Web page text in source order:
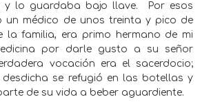
y lo guardaba bajo llave.
Por esos
un médico de unos treinta y pico de
la familia, era primo hermano de mi
por darle gusto a su señor
vocación era el sacerdocio;
se refugió en las botellas y
de su vida a beber aguardiente.